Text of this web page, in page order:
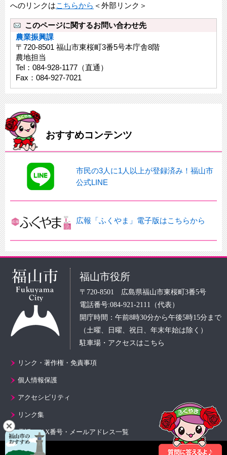
へのリンクはこちらから ＜外部リンク＞
このページに関するお問い合わせ先
農業振興課
〒720-8501 福山市東桜町3番5号本庁舎8階
農地担当
Tel：084-928-1177（直通）
Fax：084-927-7021
おすすめコンテンツ
市民の3人に1人以上が登録済み！福山市
公式LINE
広報「ふくやま」電子版はこちらから
福山市役所
〒720-8501 広島県福山市東桜町3番5号
電話番号:084-921-2111（代表）
開庁時間：午前8時30分から午後5時15分まで
（土曜、日曜、祝日、年末年始は除く）
駐車場・アクセスはこちら
リンク・著作権・免責事項
個人情報保護
アクセシビリティ
リンク集
電話・FAX番号・メールアドレス一覧